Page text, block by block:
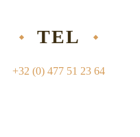
TEL
+32 (0) 477 51 23 64